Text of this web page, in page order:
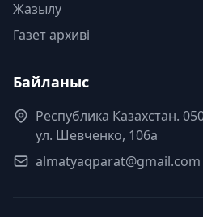
Жазылу
Газет архиві
Байланыс
Республика Казахстан.
ул. Шевченко, 106а
almatyaqparat@gmail.com